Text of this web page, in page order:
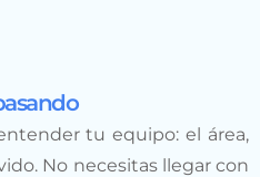
tu equipo: el área,
No necesitas llegar con